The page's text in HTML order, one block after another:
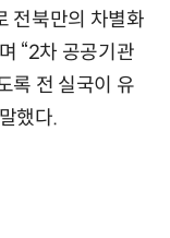
전북만의 차별화
“2차 공공기관
록 전 실국이 유
했다.